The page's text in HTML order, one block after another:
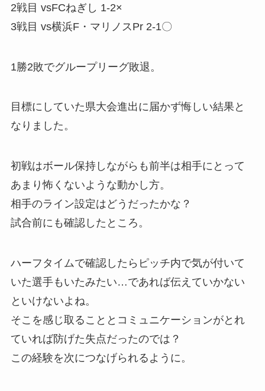
2戦目 vsFCねぎし 1-2×
3戦目 vs横浜F・マリノスPr 2-1〇
1勝2敗でグループリーグ敗退。
目標にしていた県大会進出に届かず悔しい結果と
なりました。
初戦はボール保持しながらも前半は相手にとって
あまり怖くないような動かし方。
相手のライン設定はどうだったかな？
試合前にも確認したところ。
ハーフタイムで確認したらピッチ内で気が付いて
いた選手もいたみたい…であれば伝えていかない
といけないよね。
そこを感じ取ることとコミュニケーションがとれ
ていれば防げた失点だったのでは？
この経験を次につなげられるように。